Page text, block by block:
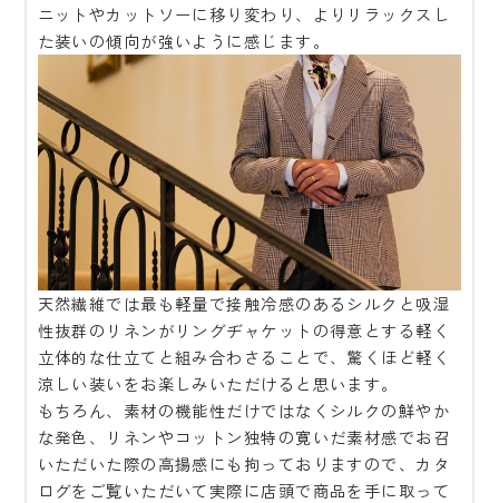
ニットやカットソーに移り変わり、よりリラックスし
た装いの傾向が強いように感じます。
天然繊維では最も軽量で接触冷感のあるシルクと吸湿
性抜群のリネンがリングヂャケットの得意とする軽く
立体的な仕立てと組み合わさることで、驚くほど軽く
涼しい装いをお楽しみいただけると思います。
もちろん、素材の機能性だけではなくシルクの鮮やか
な発色、リネンやコットン独特の寛いだ素材感でお召
いただいた際の高揚感にも拘っておりますので、カタ
ログをご覧いただいて実際に店頭で商品を手に取って